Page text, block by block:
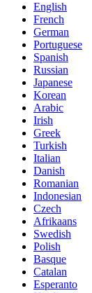
English
French
German
Portuguese
Spanish
Russian
Japanese
Korean
Arabic
Irish
Greek
Turkish
Italian
Danish
Romanian
Indonesian
Czech
Afrikaans
Swedish
Polish
Basque
Catalan
Esperanto